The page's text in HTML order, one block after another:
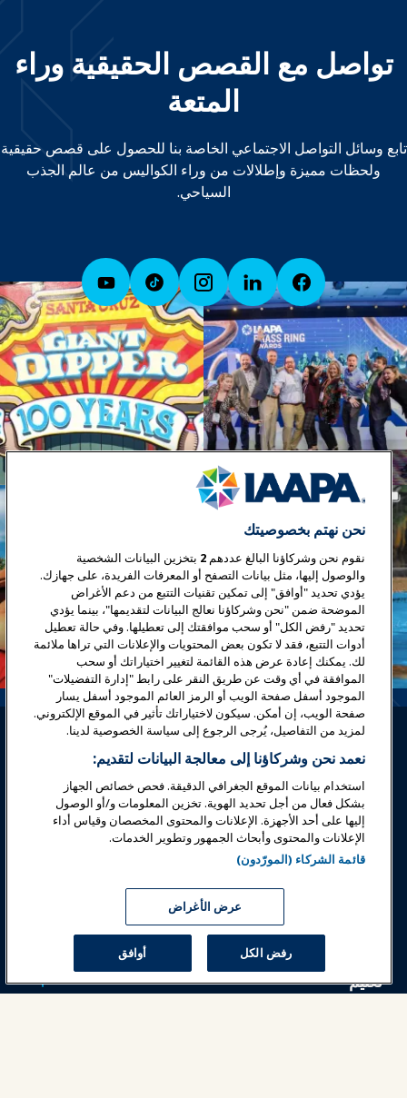
تواصل مع القصص الحقيقية وراء
المتعة
تابع وسائل التواصل الاجتماعي الخاصة بنا للحصول على قصص حقيقية
ولحظات مميزة وإطلالات من وراء الكواليس من عالم الجذب
السياحي.
تسجيل الدخول انضم الآن
جوائز المهن
اتصل
أخبار وعالم المرح
تعليم
نحن نهتم بخصوصيتك
نقوم نحن وشركاؤنا البالغ عددهم 2 بتخزين البيانات الشخصية
والوصول إليها، مثل بيانات التصفح أو المعرفات الفريدة، على جهازك.
يؤدي تحديد "أوافق" إلى تمكين تقنيات التتبع من دعم الأغراض
الموضحة ضمن "نحن وشركاؤنا نعالج البيانات لتقديمها"، بينما يؤدي
تحديد "رفض الكل" أو سحب موافقتك إلى تعطيلها. وفي حالة تعطيل
أدوات التتبع، فقد لا تكون بعض المحتويات والإعلانات التي تراها ملائمة
لك. يمكنك إعادة عرض هذه القائمة لتغيير اختياراتك أو سحب
الموافقة في أي وقت عن طريق النقر على رابط "إدارة التفضيلات"
الموجود أسفل صفحة الويب أو الرمز العائم الموجود أسفل يسار
صفحة الويب، إن أمكن. سيكون لاختياراتك تأثير في الموقع الإلكتروني.
لمزيد من التفاصيل، يُرجى الرجوع إلى سياسة الخصوصية لدينا.
نعمد نحن وشركاؤنا إلى معالجة البيانات لتقديم:
استخدام بيانات الموقع الجغرافي الدقيقة. فحص خصائص الجهاز
بشكل فعال من أجل تحديد الهوية. تخزين المعلومات و/أو الوصول
إليها على أحد الأجهزة. الإعلانات والمحتوى المخصصان وقياس أداء
الإعلانات والمحتوى وأبحاث الجمهور وتطوير الخدمات.
قائمة الشركاء (المورّدون)
عرض الأغراض
رفض الكل أوافق